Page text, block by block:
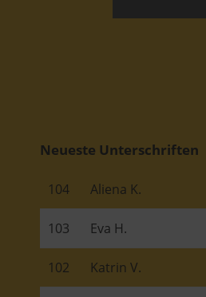
Neueste Unterschriften
104 Aliena K.
103 Eva H.
102 Katrin V.